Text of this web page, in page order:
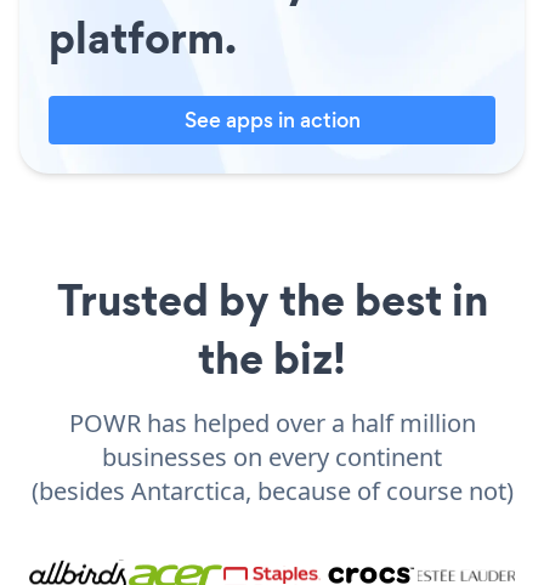
platform.
See apps in action
Trusted by the best in
the biz!
POWR has helped over a half million
businesses on every continent
(besides Antarctica, because of course not)